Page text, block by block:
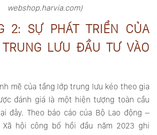
webshop.harvia.com)
2: SỰ PHÁT TRIỂN CỦA
TRUNG LƯU ĐẦU TƯ VÀO
mẽ của tầng lớp trung lưu kéo theo gia
đánh giá là một hiện tượng toàn cầu
đây. Theo báo cáo của Bộ Lao động –
Xã hội công bố hồi đầu năm 2023 ghi